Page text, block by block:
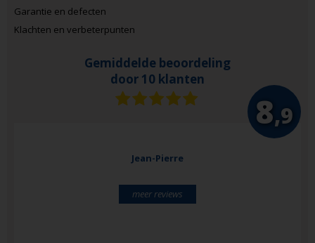
Garantie en defecten
Klachten en verbeterpunten
Gemiddelde beoordeling
door 10 klanten
8,9
Jean-Pierre
meer reviews